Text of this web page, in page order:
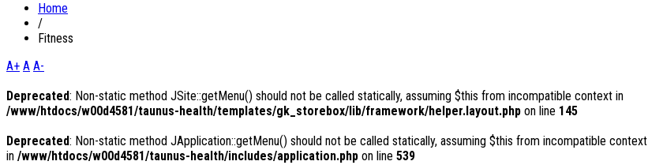
Home
/
Fitness
A+ A A-
Deprecated: Non-static method JSite::getMenu() should not be called statically, assuming $this from incompatible context in
/www/htdocs/w00d4581/taunus-health/templates/gk_storebox/lib/framework/helper.layout.php on line 145
Deprecated: Non-static method JApplication::getMenu() should not be called statically, assuming $this from incompatible context
in /www/htdocs/w00d4581/taunus-health/includes/application.php on line 539